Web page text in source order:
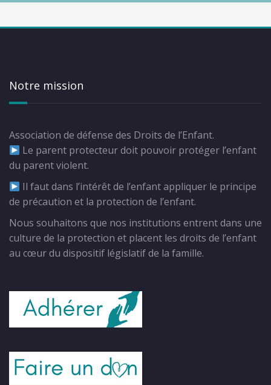
Notre mission
Association de défense des Droits de l’Enfant.
Le parent protecteur doit pouvoir protéger l’enfant
du parent violent.
Il faut dans l’intérêt de l’enfant appliquer le principe
de précaution et la protection de l’enfant.
Nous souhaitons que nos institutions entrent dans une
culture de la protection et placent les droits de l’enfant
au cœur du dispositif législatif de la famille.